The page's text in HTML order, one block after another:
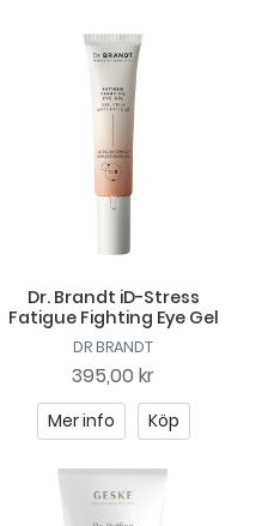
Dr. Brandt iD-Stress
Fatigue Fighting Eye Gel
DR BRANDT
395,00 kr
Mer info Köp